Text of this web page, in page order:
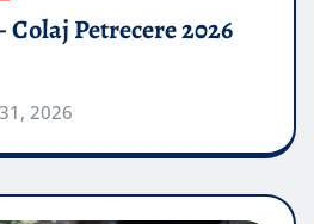
Petrecere 2026
2026